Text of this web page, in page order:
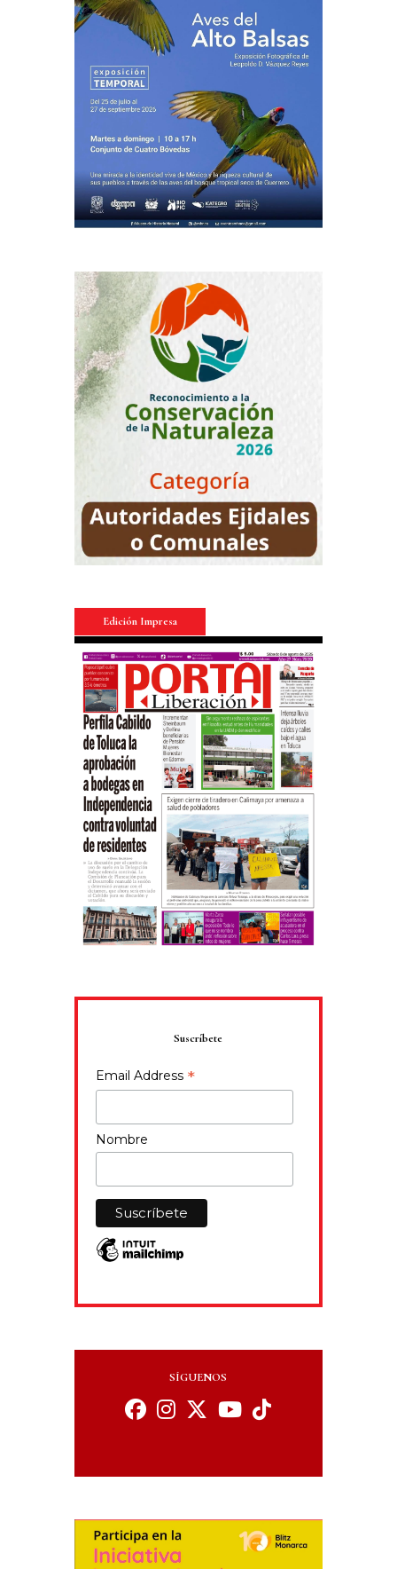
Edición Impresa
Suscríbete
Email Address *
Nombre
SÍGUENOS